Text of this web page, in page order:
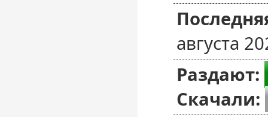
августа
Раздают:
Скачали: